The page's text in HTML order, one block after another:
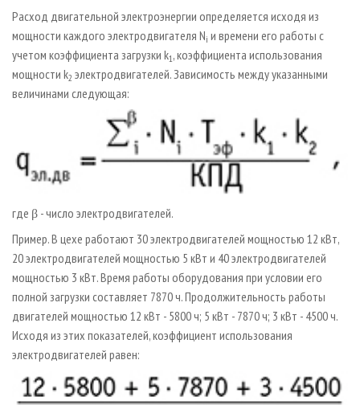
Расход двигательной электроэнергии определяется исходя из
мощности каждого электродвигателя Ni и времени его работы с
учетом коэффициента загрузки k1, коэффициента использования
мощности k2 электродвигателей. Зависимость между указанными
величинами следующая:
где β - число электродвигателей.
Пример. В цехе работают 30 электродвигателей мощностью 12 кВт,
20 электродвигателей мощностью 5 кВт и 40 электродвигателей
мощностью 3 кВт. Время работы оборудования при условии его
полной загрузки составляет 7870 ч. Продолжительность работы
двигателей мощностью 12 кВт - 5800 ч; 5 кВт - 7870 ч; 3 кВт - 4500 ч.
Исходя из этих показателей, коэффициент использования
электродвигателей равен: